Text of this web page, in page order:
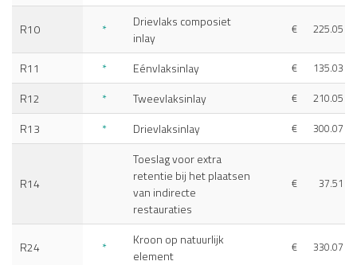
R10 *
Drievlaks composiet
inlay
€ 225.05
R11 * Eénvlaksinlay € 135.03
R12 * Tweevlaksinlay € 210.05
R13 * Drievlaksinlay € 300.07
R14
Toeslag voor extra
retentie bij het plaatsen
van indirecte
restauraties
€ 37.51
R24 *
Kroon op natuurlijk
element
€ 330.07